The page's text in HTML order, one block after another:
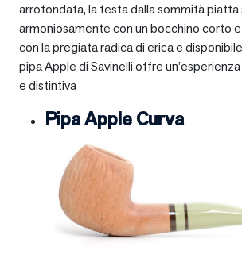
arrotondata, la testa dalla sommità piatta
armoniosamente con un bocchino corto
con la pregiata radica di erica e
pipa Apple di Savinelli offre
e distintiva
Pipa Apple Curva